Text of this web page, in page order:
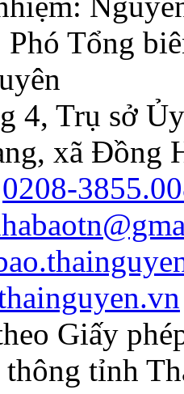
Tổng
4, Trụ sở
xã Đồng
0208-
Giấy
tỉnh